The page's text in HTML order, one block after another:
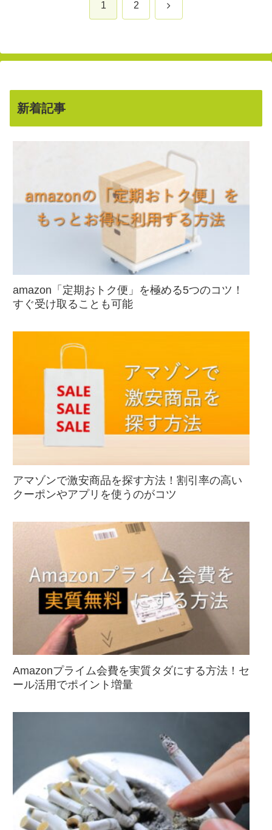
1 2 次
新着記事
amazon「定期おトク便」を極める5つのコツ！
すぐ受け取ることも可能
アマゾンで激安商品を探す方法！割引率の高い
クーポンやアプリを使うのがコツ
Amazonプライム会費を実質タダにする方法！セ
ール活用でポイント増量